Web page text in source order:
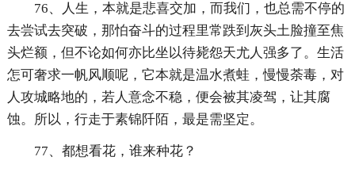
76、人生，本就是悲喜交加，而我们，也总需不停的
去尝试去突破，那怕奋斗的过程里常跌到灰头土脸撞至焦
头烂额，但不论如何亦比坐以待毙怨天尤人强多了。生活
怎可奢求一帆风顺呢，它本就是温水煮蛙，慢慢荼毒，对
人攻城略地的，若人意念不稳，便会被其凌驾，让其腐
蚀。所以，行走于素锦阡陌，最是需坚定。
77、都想看花，谁来种花？